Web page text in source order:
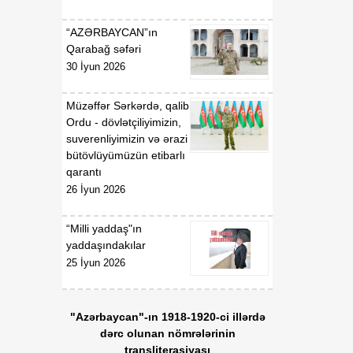
edilməsi haqqında”
Azərbaycan Respublikası
Nazirlər Kabinetinin 2011-
ci il 19 dekabr tarixli 207
nömrəli Qərarında
dəyişiklik edilməsi barədə
Azərbaycan Respublikası
Nazirlər Kabinetinin 2020-
ci il 6 may tarixli 165
nömrəli Qərarı ilə təsdiq
dayandırıldığı, bərpa və
ya ləğv edildiyi barədə
Azərbaycan
Gömrük Komitəsinə
lisenziyaların və icazələrin
01:54
“AZƏRBAYCAN”ın
Qarabağ səfəri
30 İyun 2026
Müzəffər Sərkərdə, qalib
Ordu - dövlətçiliyimizin,
suverenliyimizin və ərazi
bütövlüyümüzün etibarlı
qarantı
26 İyun 2026
“Milli yaddaş"ın
yaddaşındakılar
25 İyun 2026
"Azərbaycan"-ın 1918-1920-ci illərdə
dərc olunan nömrələrinin
transliterasiyası